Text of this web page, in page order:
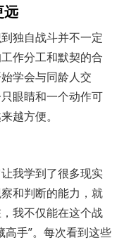
远
独自战斗并不一定
作分工和默契的合
学会与同龄人交
眼睛和一个动作可
越方便。
我学到了很多现实
和判断的能力，就
我不仅能在这个战
手”。每次看到这些